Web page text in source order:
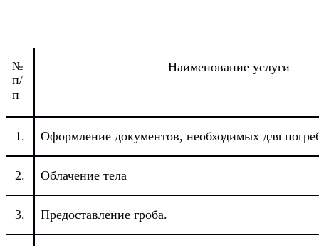
№
п/
п
Наименование услуги
1. Оформление документов, необходимых для
2. Облачение тела
3. Предоставление гроба.